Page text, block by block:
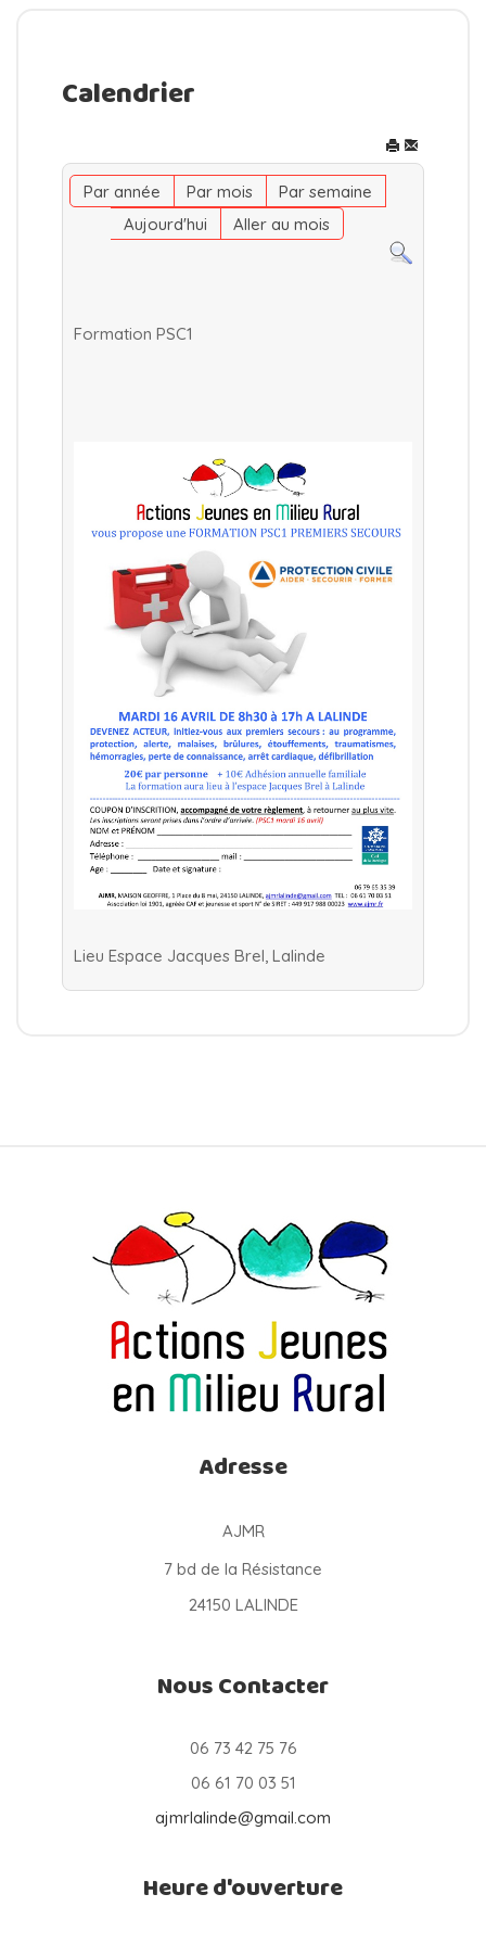
Calendrier
Par année Par mois
Par semaine
Aujourd'hui
Aller au mois
Formation PSC1
Lieu Espace Jacques Brel, Lalinde
Adresse
AJMR
7 bd de la Résistance
24150 LALINDE
Nous Contacter
06 73 42 75 76
06 61 70 03 51
ajmrlalinde@gmail.com
Heure d'ouverture